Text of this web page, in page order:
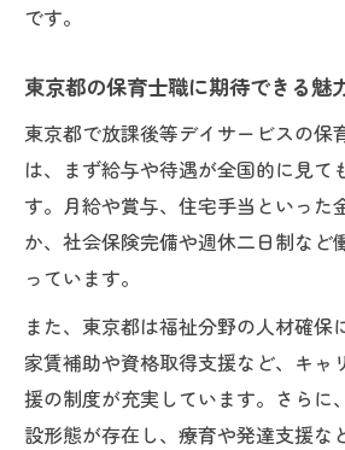
です。
東京都の保育士職に期待できる魅
東京都で放課後等デイサービスの保
は、まず給与や待遇が全国的に見て
す。月給や賞与、住宅手当といった
か、社会保険完備や週休二日制など
っています。
また、東京都は福祉分野の人材確保
家賃補助や資格取得支援など、キャ
援の制度が充実しています。さらに
設形態が存在し、療育や発達支援な